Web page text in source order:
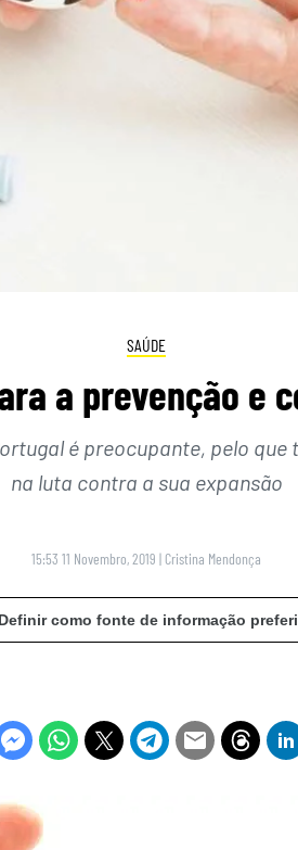
SAÚDE
a prevenção e
é preocupante, pelo
na luta contra a sua expansão
15:53 11 Novembro, 2019 | Cristina Mendonça
Definir como fonte de informação